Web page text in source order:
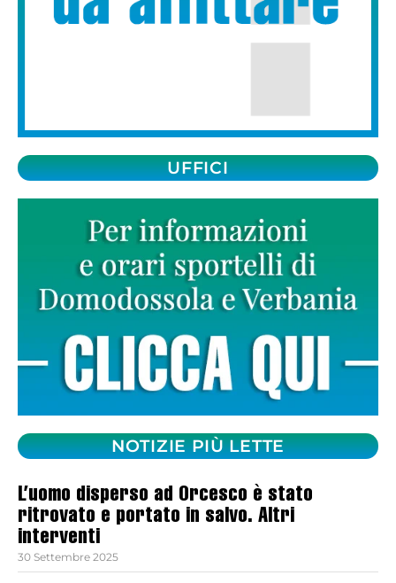
UFFICI
NOTIZIE PIÙ LETTE
L’uomo disperso ad Orcesco è stato
ritrovato e portato in salvo. Altri
interventi
30 Settembre 2025